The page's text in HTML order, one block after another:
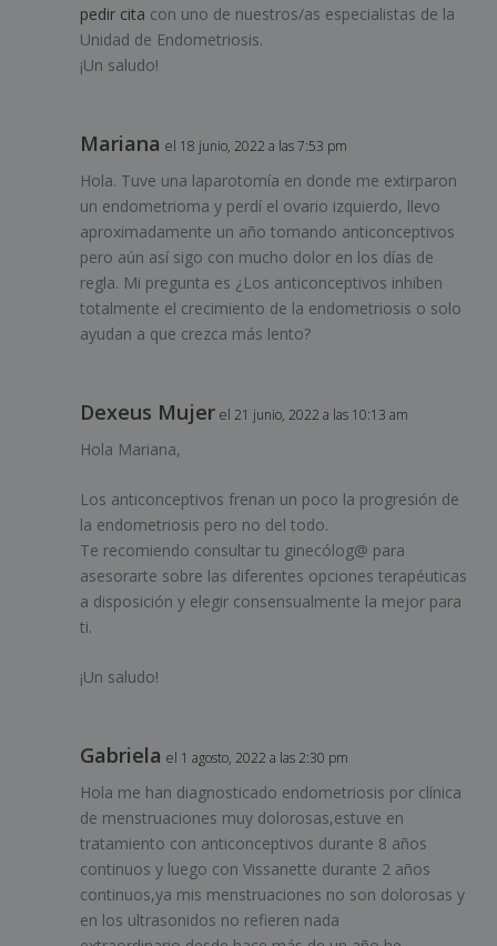
pedir cita con uno de nuestros/as especialistas de la
Unidad de Endometriosis.
¡Un saludo!
Mariana el 18 junio, 2022 a las 7:53 pm
Hola. Tuve una laparotomía en donde me extirparon
un endometrioma y perdí el ovario izquierdo, llevo
aproximadamente un año tomando anticonceptivos
pero aún así sigo con mucho dolor en los días de
regla. Mi pregunta es ¿Los anticonceptivos inhiben
totalmente el crecimiento de la endometriosis o solo
ayudan a que crezca más lento?
Dexeus Mujer el 21 junio, 2022 a las 10:13 am
Hola Mariana,
Los anticonceptivos frenan un poco la progresión de
la endometriosis pero no del todo.
Te recomiendo consultar tu ginecólog@ para
asesorarte sobre las diferentes opciones terapéuticas
a disposición y elegir consensualmente la mejor para
ti.
¡Un saludo!
Gabriela el 1 agosto, 2022 a las 2:30 pm
Hola me han diagnosticado endometriosis por clínica
de menstruaciones muy dolorosas,estuve en
tratamiento con anticonceptivos durante 8 años
continuos y luego con Vissanette durante 2 años
continuos,ya mis menstruaciones no son dolorosas y
en los ultrasonidos no refieren nada